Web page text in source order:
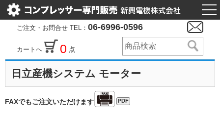
ご注文・お問合せ TEL： 06-6996-0596
カートへ 0 点
日立産機システム モーター
FAXでもご注文いただけます PDF